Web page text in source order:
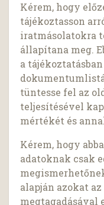
Kérem, hogy
tájékoztasson
iratmásolatokra
állapítana meg.
a
tüntesse fel az
teljesítésével
mértékét és
Kérem, hogy
adatoknak csak
alapján azokat
megtagadásával